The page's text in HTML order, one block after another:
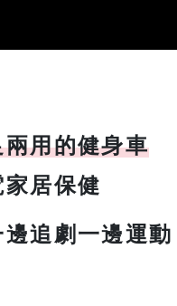
用的健身車
居保健
追劇一邊運動